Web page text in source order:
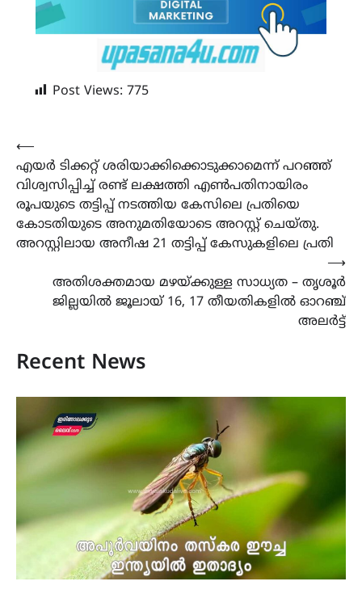
Post Views: 775
Post
navigation
⟵
എയർ ടിക്കറ്റ് ശരിയാക്കിക്കൊടുക്കാമെന്ന് പറഞ്ഞ്
വിശ്വസിപ്പിച്ച് രണ്ട് ലക്ഷത്തി എൺപതിനായിരം
രൂപയുടെ തട്ടിപ്പ് നടത്തിയ കേസിലെ പ്രതിയെ
കോടതിയുടെ അനുമതിയോടെ അറസ്റ്റ് ചെയ്തു.
അറസ്റ്റിലായ അനീഷ 21 തട്ടിപ്പ് കേസുകളിലെ പ്രതി
അതിശക്തമായ മഴയ്ക്കുള്ള സാധ്യത – തൃശൂർ
ജില്ലയിൽ ജൂലായ് 16, 17 തീയതികളിൽ ഓറഞ്ച്
അലർട്ട്
⟶
Recent News